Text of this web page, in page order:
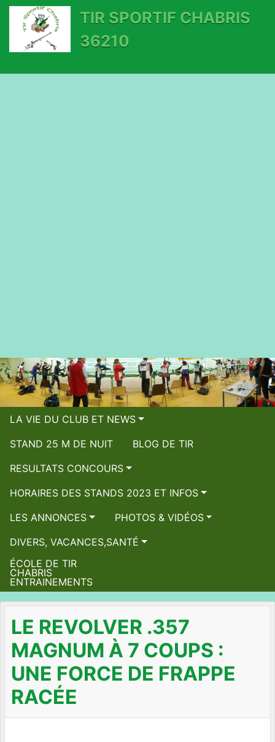
TIR SPORTIF CHABRIS
36210
LA VIE DU CLUB ET NEWS
STAND 25 M DE NUIT
BLOG DE TIR
RESULTATS CONCOURS
HORAIRES DES STANDS 2023 ET INFOS
LES ANNONCES
PHOTOS & VIDÉOS
DIVERS, VACANCES,SANTÉ
ÉCOLE DE TIR
CHABRIS
ENTRAINEMENTS
LE REVOLVER .357
MAGNUM À 7 COUPS :
UNE FORCE DE FRAPPE
RACÉE